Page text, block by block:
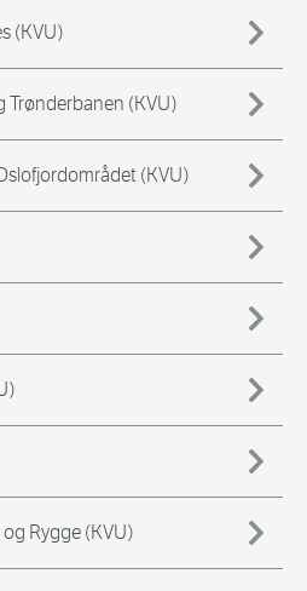
(KVU)
Trønderbanen (KVU)
(KVU)
Rygge (KVU)